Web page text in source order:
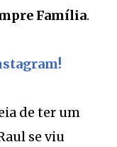
Família.
de ter um
se viu